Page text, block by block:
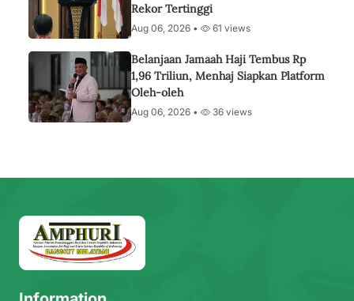
Rekor Tertinggi
Aug 06, 2026 • 61 views
Belanjaan Jamaah Haji Tembus Rp
1,96 Triliun, Menhaj Siapkan Platform
Oleh-oleh
Aug 06, 2026 • 36 views